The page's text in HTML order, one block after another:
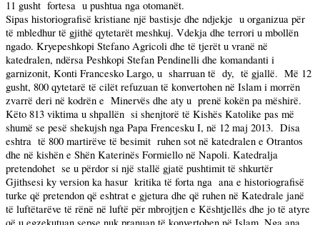
11 gusht fortesa u pushtua nga otomanët.
Sipas historiografisë kristiane një bastisje dhe ndjekje u organizua për
të mbledhur të gjithë qytetarët meshkuj. Vdekja dhe terrori u mbollën
ngado. Kryepeshkopi Stefano Agricoli dhe të tjerët u vranë në
katedralen, ndërsa Peshkopi Stefan Pendinelli dhe komandanti i
garnizonit, Konti Francesko Largo, u sharruan të dy, të gjallë. Më 12
gusht, 800 qytetarë të cilët refuzuan të konvertohen në Islam i morrën
zvarrë deri në kodrën e Minervës dhe aty u prenë kokën pa mëshirë.
Këto 813 viktima u shpallën si shenjtorë të Kishës Katolike pas më
shumë se pesë shekujsh nga Papa Frencesku I, në 12 maj 2013. Disa
eshtra të 800 martirëve të besimit ruhen sot në katedralen e Otrantos
dhe në kishën e Shën Katerinës Formiello në Napoli. Katedralja
pretendohet se u përdor si një stallë gjatë pushtimit të shkurtër
Gjithsesi ky version ka hasur kritika të forta nga ana e historiografisë
turke që pretendon që eshtrat e gjetura dhe që ruhen në Katedrale janë
të luftëtarëve të rënë në luftë për mbrojtjen e Kështjellës dhe jo të atyre